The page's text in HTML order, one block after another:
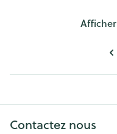
Afficher
Contactez nous